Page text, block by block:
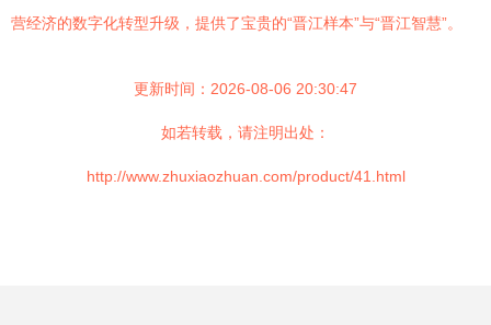
营经济的数字化转型升级，提供了宝贵的“晋江样本”与“晋江智慧”。
更新时间：2026-08-06 20:30:47
如若转载，请注明出处：
http://www.zhuxiaozhuan.com/product/41.html